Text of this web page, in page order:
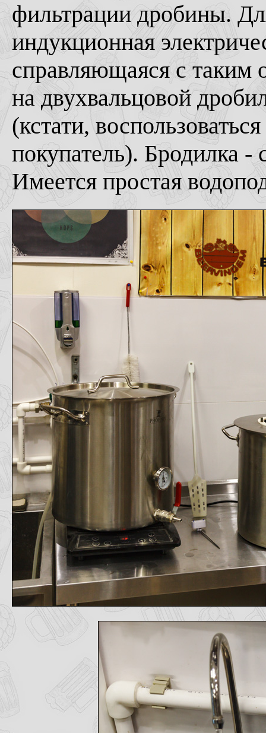
фильтрации дробины.
индукционная
справляющаяся с таким
на двухвальцовой
(кстати,
покупатель). Бродилка -
Имеется простая